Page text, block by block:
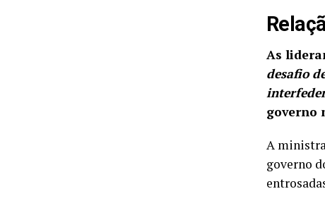
As
desafio
governo
A
governo